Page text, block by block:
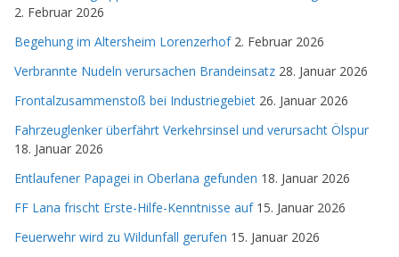
2. Februar 2026
Begehung im Altersheim Lorenzerhof 2. Februar 2026
Verbrannte Nudeln verursachen Brandeinsatz 28. Januar 2026
Frontalzusammenstoß bei Industriegebiet 26. Januar 2026
Fahrzeuglenker überfährt Verkehrsinsel und verursacht Ölspur
18. Januar 2026
Entlaufener Papagei in Oberlana gefunden 18. Januar 2026
FF Lana frischt Erste-Hilfe-Kenntnisse auf 15. Januar 2026
Feuerwehr wird zu Wildunfall gerufen 15. Januar 2026